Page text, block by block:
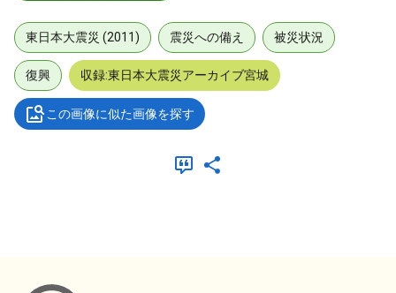
東日本大震災 (2011) 震災への備え 被災状況
復興 収録:東日本大震災アーカイブ宮城
この画像に似た画像を探す